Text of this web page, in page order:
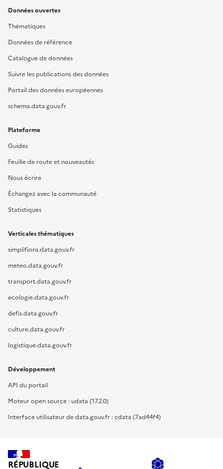
Données ouvertes
Thématiques
Données de référence
Catalogue de données
Suivre les publications des données
Portail des données européennes
schema.data.gouv.fr
Plateforme
Guides
Feuille de route et nouveautés
Nous écrire
Échangez avec la communauté
Statistiques
Verticales thématiques
simplifions.data.gouv.fr
meteo.data.gouv.fr
transport.data.gouv.fr
ecologie.data.gouv.fr
defis.data.gouv.fr
culture.data.gouv.fr
logistique.data.gouv.fr
Développement
API du portail
Moteur open source : udata (17.2.0)
Interface utilisateur de data.gouv.fr : cdata (7ad44f4)
RÉPUBLIQUE